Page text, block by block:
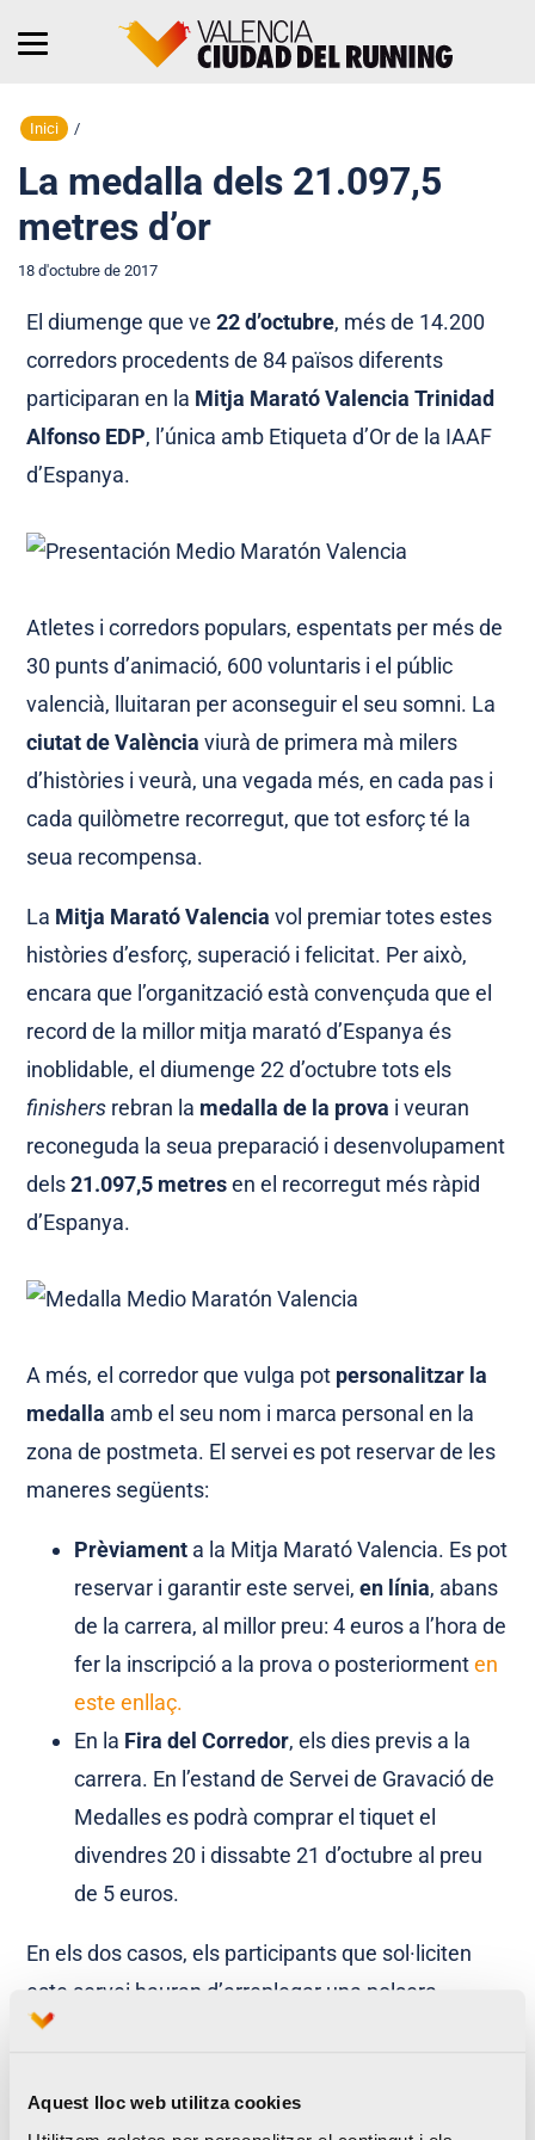
Aquest lloc web utilitza cookies
Inici /
La medalla dels 21.097,5
metres d’or
18 d'octubre de 2017
El diumenge que ve22 d’octubre, més de 14.200
corredors procedents de 84 països diferents
participaran en la Mitja Marató Valencia Trinidad
Alfonso EDP, l’única amb Etiqueta d’Or de la IAAF
d’Espanya.
Atletes i corredors populars, espentats per més de
30 punts d’animació, 600 voluntaris i el públic
valencià, lluitaran per aconseguir el seu somni. La
ciutat de València viurà de primera mà milers
d’històries i veurà, una vegada més, en cada pas i
cada quilòmetre recorregut, que tot esforç té la
seua recompensa.
La Mitja Marató Valencia vol premiar totes estes
històries d’esforç, superació i felicitat. Per això,
encara que l’organització està convençuda que el
record de la millor mitja marató d’Espanya és
inoblidable, el diumenge 22 d’octubre tots els
finishers rebran la medalla de la prova i veuran
reconeguda la seua preparació i desenvolupament
dels21.097,5 metresen el recorregut més ràpid
d’Espanya.
A més, el corredor que vulga pot personalitzar la
medalla amb el seu nom i marca personal en la
zona de postmeta. El servei es pot reservar de les
maneres següents:
Prèviament a la Mitja Marató Valencia. Es pot
reservar i garantir este servei,en línia, abans
de la carrera, al millor preu: 4 euros a l’hora de
fer la inscripció a la prova o posteriormenten
este enllaç.
En la Fira del Corredor, els dies previs a la
carrera. En l’estand de Servei de Gravació de
Medalles es podrà comprar el tiquet el
divendres 20 i dissabte 21 d’octubre al preu
de 5 euros.
En els dos casos, els participants que sol·liciten
este servei hauran d’arreplegar una polsera
acreditativa en l’estand en la